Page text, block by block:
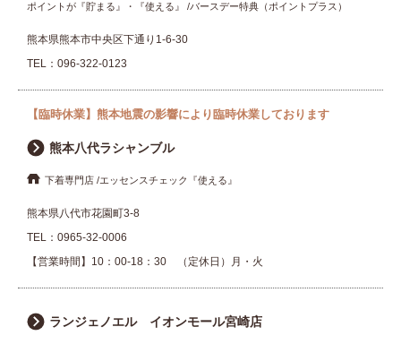
ポイントが『貯まる』・『使える』
バースデー特典（ポイントプラス）
熊本県熊本市中央区下通り1-6-30
TEL： 096-322-0123
【臨時休業】熊本地震の影響により臨時休業しております
熊本八代ラシャンブル
下着専門店 エッセンスチェック『使える』
熊本県八代市花園町3-8
TEL： 0965-32-0006
【営業時間】10：00-18：30 （定休日）月・火
ランジェノエル イオンモール宮崎店